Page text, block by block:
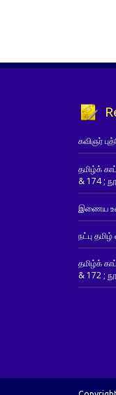
கவிஞர்
தமிழ்க்
& 174 ;
இணைய உரை
நட்பு
தமிழ்க்
& 172 ;